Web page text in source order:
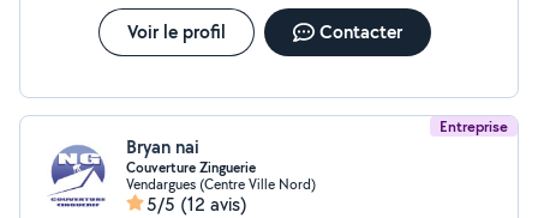
Voir le profil Contacter
Entreprise
Bryan nai
Couverture Zinguerie
Vendargues (Centre Ville Nord)
5/5 (12 avis)